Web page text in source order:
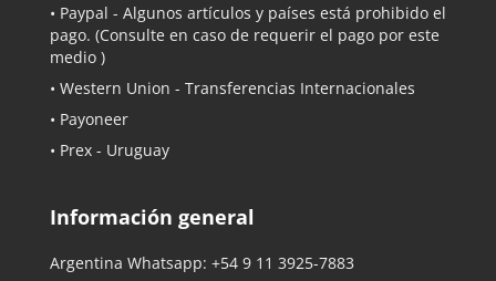
• Paypal - Algunos artículos y países está prohibido el
pago. (Consulte en caso de requerir el pago por este
medio )
• Western Union - Transferencias Internacionales
• Payoneer
• Prex - Uruguay
Información general
Argentina Whatsapp: +54 9 11 3925-7883